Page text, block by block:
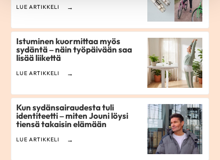
LUE ARTIKKELI
Istuminen kuormittaa myös
sydäntä – näin työpäivään saa
lisää liikettä
LUE ARTIKKELI
Kun sydänsairaudesta tuli
identiteetti – miten Jouni löysi
tiensä takaisin elämään
LUE ARTIKKELI